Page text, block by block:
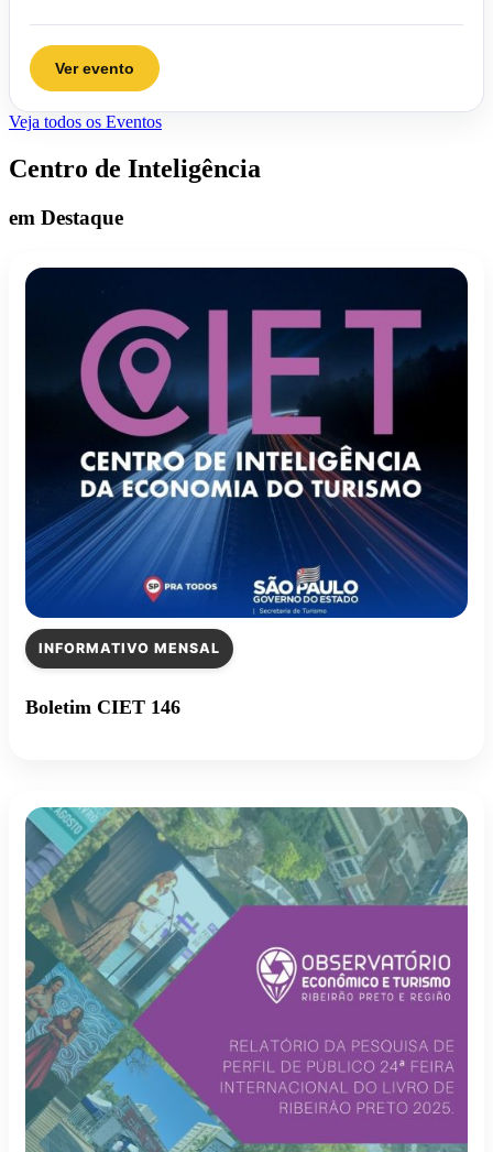
Ver evento
Veja todos os Eventos
Centro de Inteligência
em Destaque
INFORMATIVO MENSAL
Boletim CIET 146